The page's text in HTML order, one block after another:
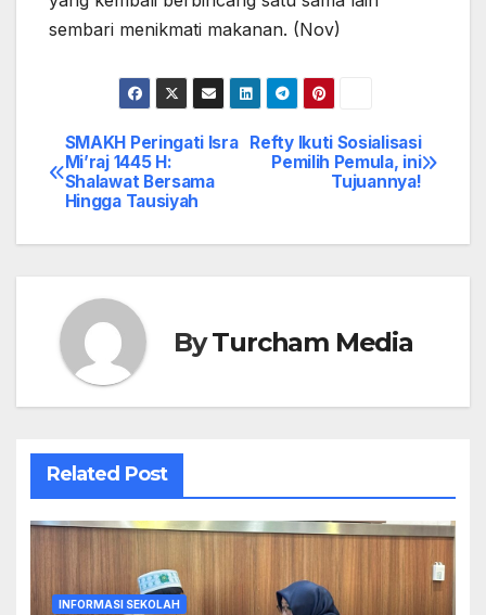
sembari menikmati makanan. (Nov)
Post
navigation
Refty Ikuti Sosialisasi
Pemilih Pemula, ini
Tujuannya!
SMAKH Peringati Isra
Mi’raj 1445 H:
Shalawat Bersama
Hingga Tausiyah
ByTurcham Media
Related Post
INFORMASI SEKOLAH